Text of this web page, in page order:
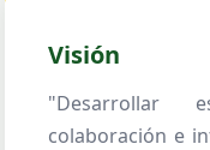
Visión
"Desarrollar
colaboración e